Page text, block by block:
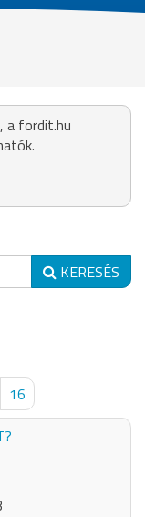
a fordit.hu
KERESÉS
16